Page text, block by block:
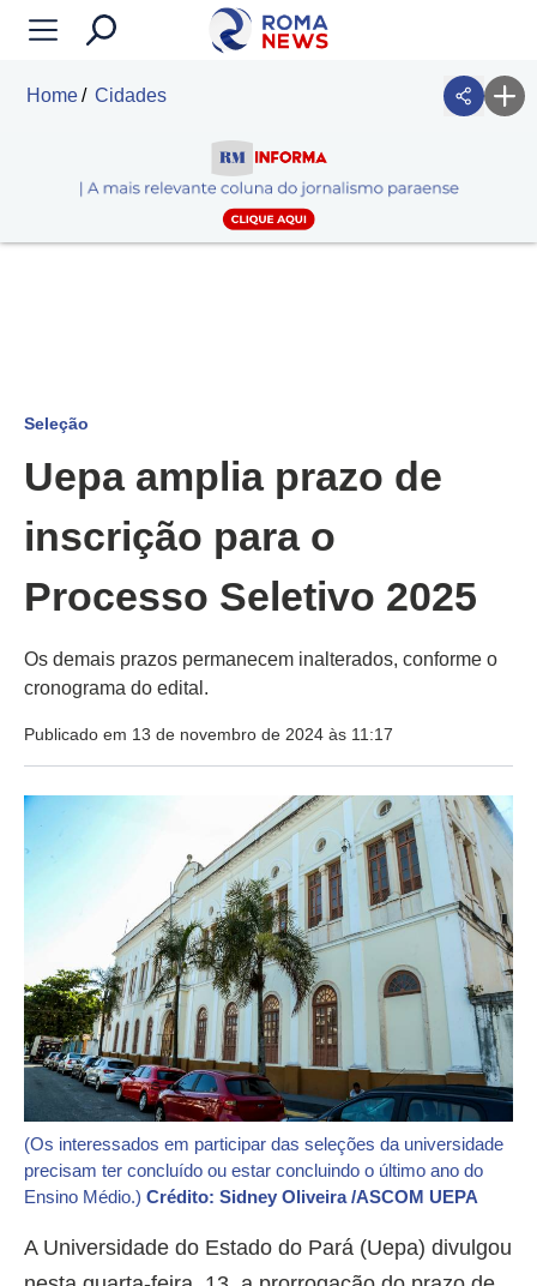
Home Cidades
Seleção
Uepa amplia prazo de
inscrição para o
Processo Seletivo 2025
Os demais prazos permanecem inalterados, conforme o
cronograma do edital.
Publicado em 13 de novembro de 2024 às 11:17
(Os interessados em participar das seleções da universidade
precisam ter concluído ou estar concluindo o último ano do
Ensino Médio.) Crédito: Sidney Oliveira /ASCOM UEPA
A Universidade do Estado do Pará (Uepa) divulgou